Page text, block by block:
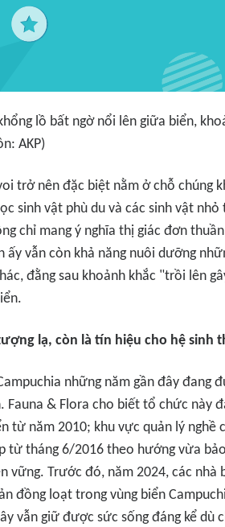
lồ bất ngờ nổi lên giữa biển,
AKP)
trở nên đặc biệt nằm ở chỗ chúng
sinh vật phù du và các sinh vật
chỉ mang ý nghĩa thị giác đơn
ấy vẫn còn khả năng nuôi dưỡng
đằng sau khoảnh khắc "trồi lên
lạ, còn là tín hiệu cho hệ sinh
những năm gần đây đang
Fauna & Flora cho biết tổ chức này
từ năm 2010; khu vực quản lý
từ tháng 6/2016 theo hướng vừa
vững. Trước đó, năm 2024, các nhà
đồng loạt trong vùng biển
vẫn giữ được sức sống đáng kể dù